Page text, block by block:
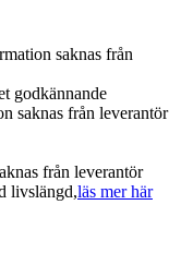
saknas från
godkännande
saknas från leverantör
från leverantör
livslängd,läs mer här